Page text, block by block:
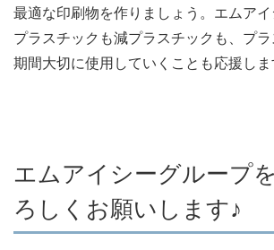
最適な印刷物を作りましょう。エムア
プラスチックも減プラスチックも、プ
期間大切に使用していくことも応援しま
エムアイシーグループ
ろしくお願いします♪